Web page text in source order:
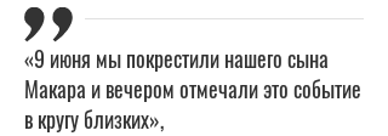
«9 июня мы покрестили нашего сына
Макара и вечером отмечали это событие
в кругу близких»,